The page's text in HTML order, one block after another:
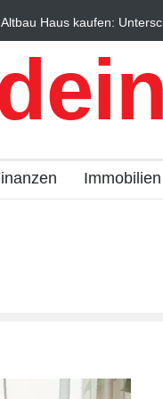
Altbau Haus kaufen:
und Österreich einfach
Immobilien